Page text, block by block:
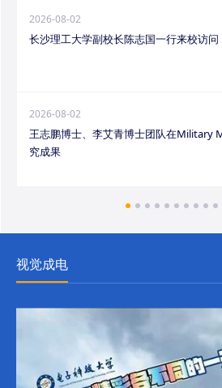
2026-08-02
长沙理工大学副校长陈志国一行来校访问
2026-08-02
王志鹏博士、李艾青博士团队在Military
究成果
视觉成电